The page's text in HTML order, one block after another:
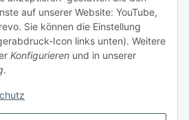
auf unserer Website: YouTube,
Sie können die Einstellung
Icon links unten). Weitere
Konfigurieren und in unserer
.